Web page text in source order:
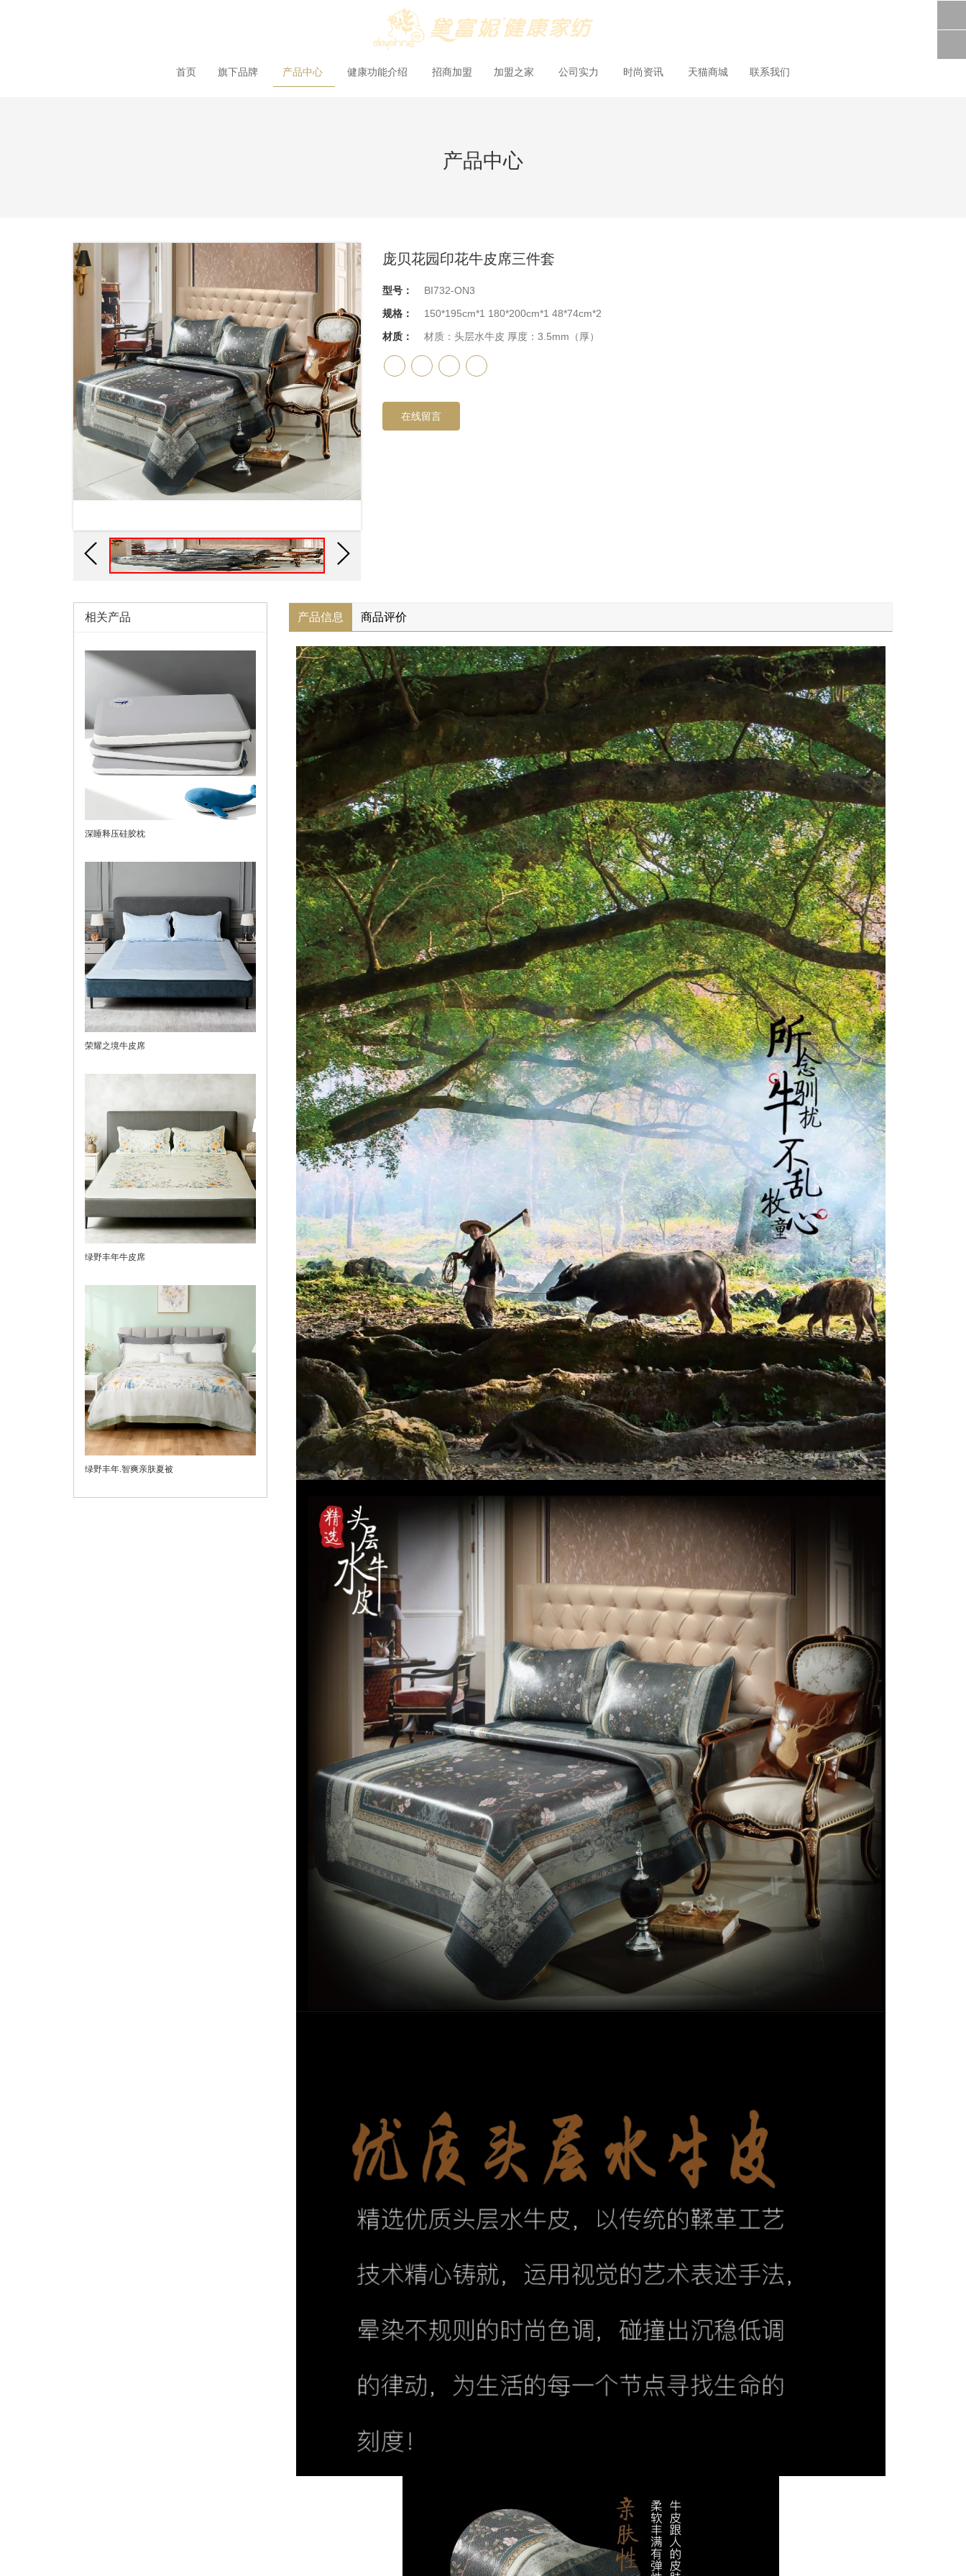
首页 旗下品牌 产品中心 健康功能介绍 招商加盟 加盟之家 公司实力 时尚资讯 天猫商城 联系我们
产品中心
庞贝花园印花牛皮席三件套
型号：
BI732-ON3
规格：
150*195cm*1 180*200cm*1 48*74cm*2
材质：
材质：头层水牛皮 厚度：3.5mm（厚）
在线留言
相关产品
深睡释压硅胶枕
荣耀之境牛皮席
绿野丰年牛皮席
绿野丰年.智爽亲肤夏被
产品信息 商品评价